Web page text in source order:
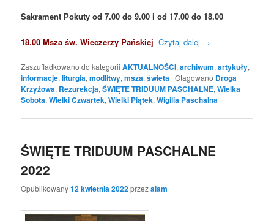
Sakrament Pokuty od 7.00 do 9.00 i od 17.00 do 18.00
18.00 Msza św. Wieczerzy Pańskiej Czytaj dalej →
Zaszufladkowano do kategorii AKTUALNOŚCI,archiwum,artykuły,
informacje,liturgia,modlitwy,msza,świeta |Otagowano Droga
Krzyżowa, Rezurekcja,ŚWIĘTE TRIDUUM PASCHALNE,Wielka
Sobota,Wielki Czwartek,Wielki Piątek,Wigilia Paschalna
ŚWIĘTE TRIDUUM PASCHALNE
2022
Opublikowany12 kwietnia 2022przezalam